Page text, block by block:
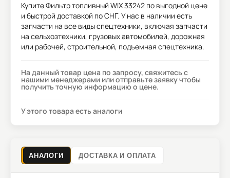
КупитеФильтр топливный WIX 33242 по выгодной цене
и быстрой доставкой по СНГ. У нас в наличии есть
запчасти на все виды спецтехники, включая запчасти
на сельхозтехники, грузовых автомобилей, дорожная
или рабочей, строительной, подъемная спецтехника.
На данный товар цена по запросу, свяжитесь с
нашими менеджерами или отправьте заявку чтобы
получить точную информацию о цене.
У этого товара есть аналоги
АНАЛОГИ ДОСТАВКА И ОПЛАТА